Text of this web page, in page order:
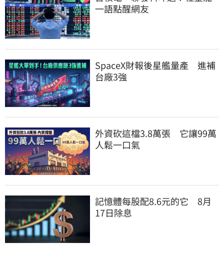
一語點醒網友
SpaceX財報後星艦量產　進補
台廠3強
外資砍這檔3.8萬張　它讓99萬
人鬆一口氣
記憶體每股配8.6元的它　8月
17日除息